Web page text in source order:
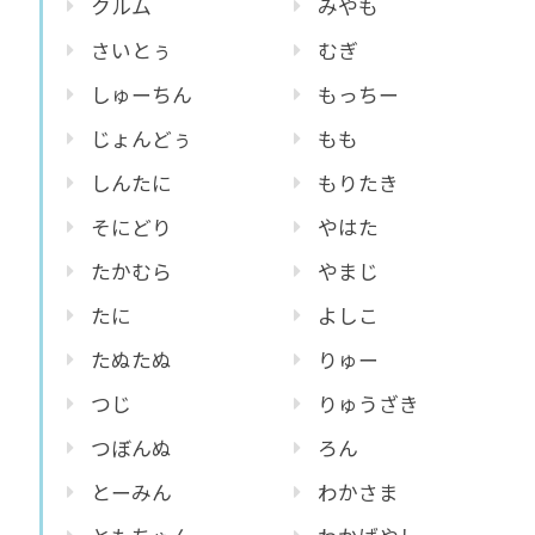
クルム
さいとぅ
しゅーちん
じょんどぅ
しんたに
そにどり
たかむら
たに
たぬたぬ
つじ
つぼんぬ
とーみん
みやも
むぎ
もっちー
もも
もりたき
やはた
やまじ
よしこ
りゅー
りゅうざき
ろん
わかさま